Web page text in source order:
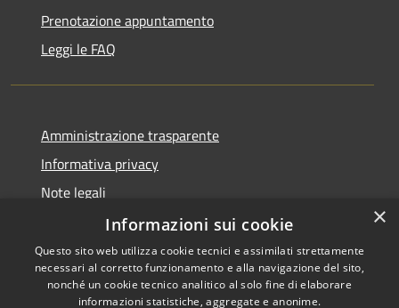
Prenotazione appuntamento
Leggi le FAQ
Amministrazione trasparente
Informativa privacy
Note legali
Dichiarazione di accessibilità
×
Informazioni sui cookie
Questo sito web utilizza cookie tecnici e assimilati strettamente
necessari al corretto funzionamento e alla navigazione del sito,
nonché un cookie tecnico analitico al solo fine di elaborare
informazioni statistiche, aggregate e anonime.